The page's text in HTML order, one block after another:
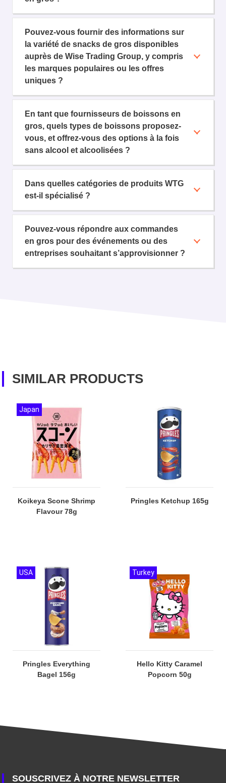
Pouvez-vous fournir des informations sur
la variété de snacks de gros disponibles
auprès de Wise Trading Group, y compris
les marques populaires ou les offres
uniques ?
En tant que fournisseurs de boissons en
gros, quels types de boissons proposez-
vous, et offrez-vous des options à la fois
sans alcool et alcoolisées ?
Dans quelles catégories de produits WTG
est-il spécialisé ?
Pouvez-vous répondre aux commandes
en gros pour des événements ou des
entreprises souhaitant s’approvisionner ?
SIMILAR PRODUCTS
Koikeya Scone Shrimp
Flavour 78g
Japan
Pringles Ketchup 165g
Pringles Everything
Bagel 156g
USA
Hello Kitty Caramel
Popcorn 50g
Turkey
SOUSCRIVEZ À NOTRE NEWSLETTER